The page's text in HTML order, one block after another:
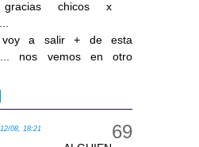
gracias chicos x
a salir + de esta
nos vemos en otro
08, 18:21